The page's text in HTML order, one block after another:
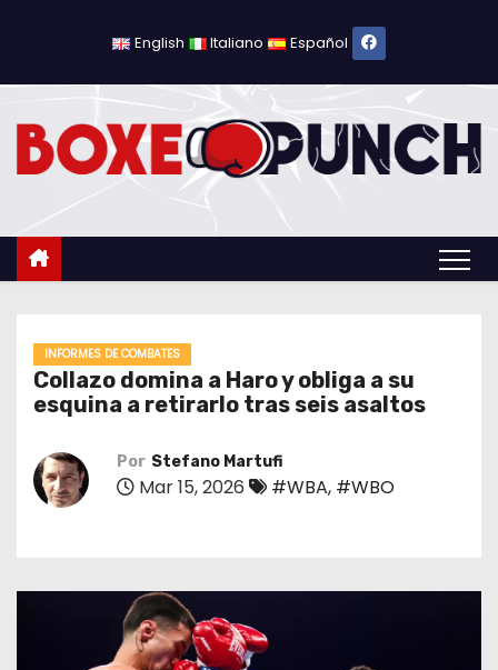
l
English Italiano Español
INFORMES DE COMBATES
Collazo domina a Haro y obliga a su
esquina a retirarlo tras seis asaltos
Por Stefano Martufi
Mar 15, 2026 #WBA, #WBO